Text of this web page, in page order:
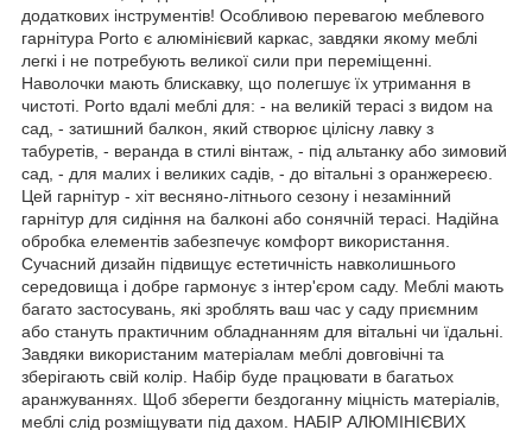
додаткових інструментів! Особливою перевагою меблевого
гарнітура Porto є алюмінієвий каркас, завдяки якому меблі
легкі і не потребують великої сили при переміщенні.
Наволочки мають блискавку, що полегшує їх утримання в
чистоті. Porto вдалі меблі для: - на великій терасі з видом на
сад, - затишний балкон, який створює цілісну лавку з
табуретів, - веранда в стилі вінтаж, - під альтанку або зимовий
сад, - для малих і великих садів, - до вітальні з оранжереєю.
Цей гарнітур - хіт весняно-літнього сезону і незамінний
гарнітур для сидіння на балконі або сонячній терасі. Надійна
обробка елементів забезпечує комфорт використання.
Сучасний дизайн підвищує естетичність навколишнього
середовища і добре гармонує з інтер'єром саду. Меблі мають
багато застосувань, які зроблять ваш час у саду приємним
або стануть практичним обладнанням для вітальні чи їдальні.
Завдяки використаним матеріалам меблі довговічні та
зберігають свій колір. Набір буде працювати в багатьох
аранжуваннях. Щоб зберегти бездоганну міцність матеріалів,
меблі слід розміщувати під дахом. НАБІР АЛЮМІНІЄВИХ